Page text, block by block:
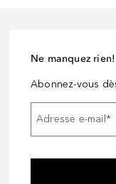
Ne manquez rien!
Abonnez-vous
Adresse e-mail*